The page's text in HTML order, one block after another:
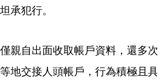
承犯行。
親自出面收取帳戶資料，還多次
地交接人頭帳戶，行為積極且具